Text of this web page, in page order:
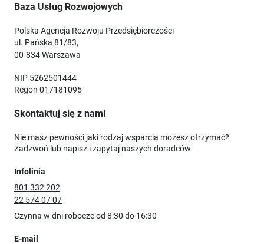
Baza Usług Rozwojowych
Polska Agencja Rozwoju Przedsiębiorczości
ul. Pańska 81/83,
00-834 Warszawa
NIP 5262501444
Regon 017181095
Skontaktuj się z nami
Nie masz pewności jaki rodzaj wsparcia możesz otrzymać?
Zadzwoń lub napisz i zapytaj naszych doradców
Infolinia
801 332 202
22 574 07 07
Czynna w dni robocze od 8:30 do 16:30
E-mail